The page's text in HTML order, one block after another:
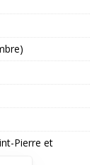
Pierre et